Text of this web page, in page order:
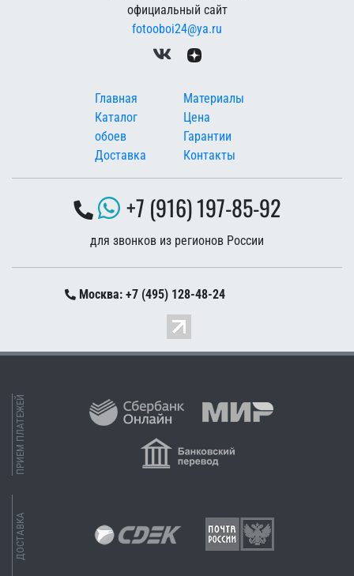
официальный сайт
fotooboi24@ya.ru
Меню в подвале
Главная
Каталог
обоев
Доставка
Материалы
Цена
Гарантии
Контакты
+7 (916) 197-85-92
для звонков из регионов России
Москва: +7 (495) 128-48-24
ПРИЕМ ПЛАТЕЖЕЙ
ДОСТАВКА